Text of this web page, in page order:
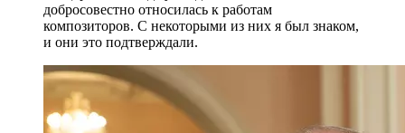
добросовестно относилась к работам
композиторов. С некоторыми из них я был знаком,
и они это подтверждали.